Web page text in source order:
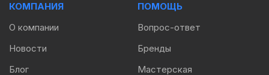
КОМПАНИЯ
О компании
Новости
Блог
ПОМОЩЬ
Вопрос-ответ
Бренды
Мастерская